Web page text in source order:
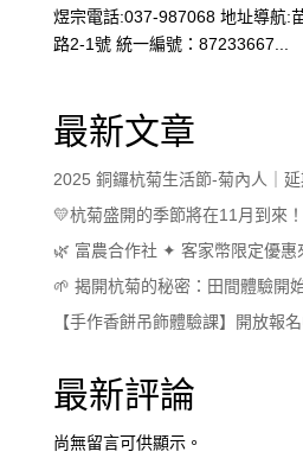
煜宗電話:037-987068 地址導航:
路2-1號 統一編號：87233667...
最新文章
2025 銅鑼杭菊生活節-菊內人｜
💛杭菊盛開的季節將在11月到來！
🌿 富農合作社 ✦ 客家幣限定優惠
🌱 揭開杭菊的秘密：田間體驗開始
【手作香餅吊飾體驗課】開放報名
最新評論
尚無留言可供顯示。